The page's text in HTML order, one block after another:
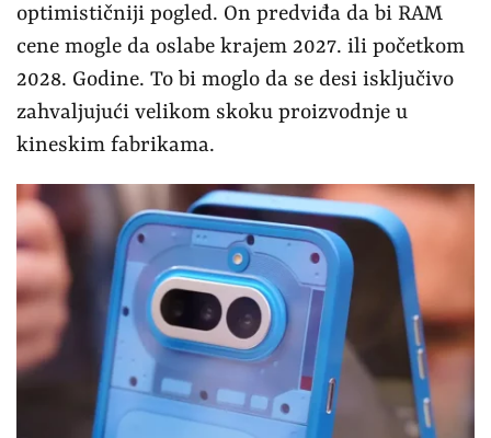
optimističniji pogled. On predviđa da bi RAM
cene mogle da oslabe krajem 2027. ili početkom
2028. Godine. To bi moglo da se desi isključivo
zahvaljujući velikom skoku proizvodnje u
kineskim fabrikama.